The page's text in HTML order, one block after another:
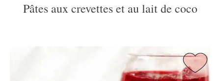
Pâtes aux crevettes et au lait de coco